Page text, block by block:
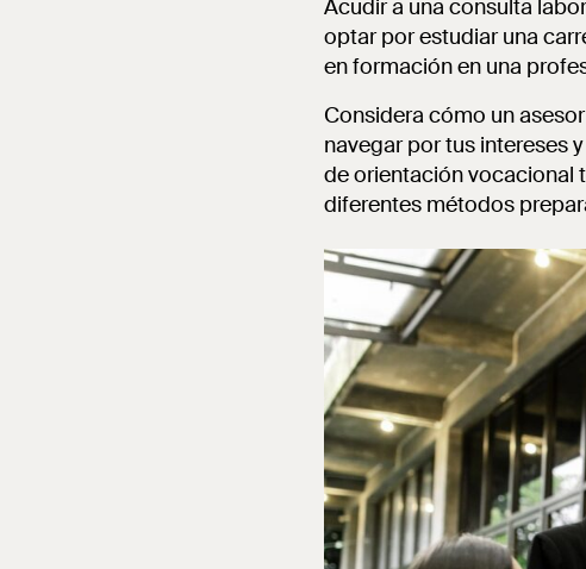
Acudir a una consulta
optar por estudiar una
en formación en una
Considera cómo un
navegar por tus intereses
de orientación vocacional
diferentes métodos